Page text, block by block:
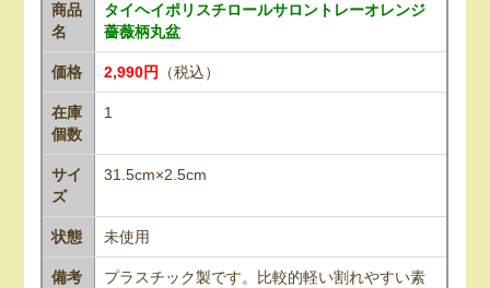
商品
名
タイヘイポリスチロールサロントレーオレンジ
薔薇柄丸盆
価格 2,990円 （税込）
在庫
個数
1
サイ
ズ
31.5cm×2.5cm
状態 未使用
備考
プラスチック製です。比較的軽い割れやすい素